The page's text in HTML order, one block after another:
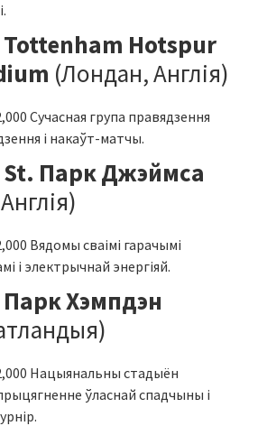
Tottenham Hotspur
(Лондан, Англія)
Сучасная група правядзення
і накаўт-матчы.
St. Парк Джэймса
Вядомы сваімі гарачымі
і электрычнай энергіяй.
Парк Хэмпдэн
Нацыянальны стадыён
ўласнай спадчыны і